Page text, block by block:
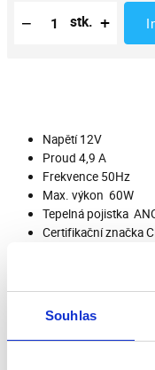
Souhlas
−
Reduzierung der Menge
Anzahl der Stücke
stk. +
Napětí 12V
Proud 4,9 A
Frekvence 50Hz
Max. výkon 60W
Tepelná pojistka
Certifikační značka
Bewertungen